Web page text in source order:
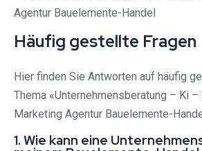
Häufig gestellte Fragen
Hier finden Sie Antworten auf häufig
Thema «Unternehmensberatung – Ki
Marketing Agentur Bauelemente-
1. Wie kann eine